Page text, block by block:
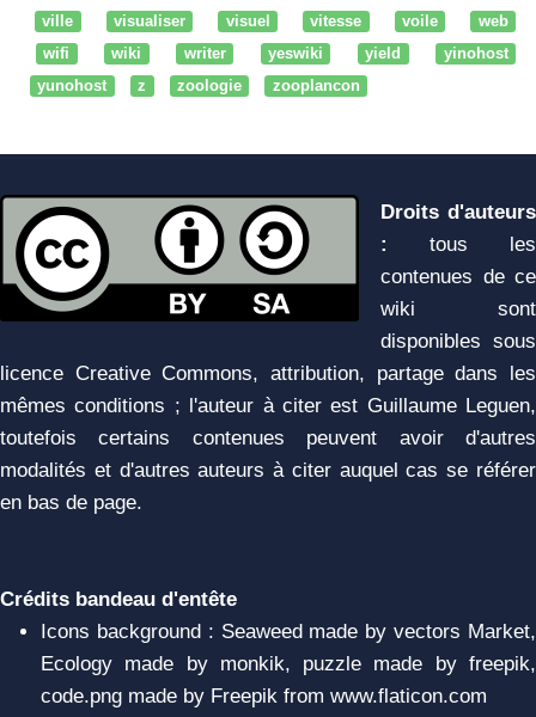
ville
visualiser visuel vitesse voile
web
wifi
wiki writer yeswiki yield
yinohost
yunohost
z zoologie zooplancon
Droits d'auteurs
:
tous les
contenues de ce
wiki sont
disponibles sous
licence Creative Commons, attribution, partage dans les
mêmes conditions ; l'auteur à citer est Guillaume Leguen,
toutefois certains contenues peuvent avoir d'autres
modalités et d'autres auteurs à citer auquel cas se référer
en bas de page.
Crédits bandeau d'entête
Icons background : Seaweed made by vectors Market,
Ecology made by monkik, puzzle made by freepik,
code.png made by Freepik from www.flaticon.com